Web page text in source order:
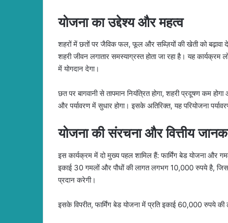
योजना का उद्देश्य और महत्व
शहरों में छतों पर जैविक फल, फूल और सब्ज़ियों की खेती को
शहरी जीवन लगातार समस्याग्रस्त होता जा रहा है। यह
में योगदान देगा।
छत पर बागवानी से तापमान नियंत्रित होगा, शहरी प्रदूषण कम
और पर्यावरण में सुधार होगा। इसके अतिरिक्त, यह परियोजना
योजना की संरचना और वित्तीय
इस कार्यक्रम में दो मुख्य पहल शामिल हैं: फार्मिंग बेड योजना
इकाई 30 गमलों और पौधों की लागत लगभग 10,000 रुपये है,
प्रदान करेगी।
इसके विपरीत, फार्मिंग बेड योजना में प्रति इकाई 60,000 रुपये